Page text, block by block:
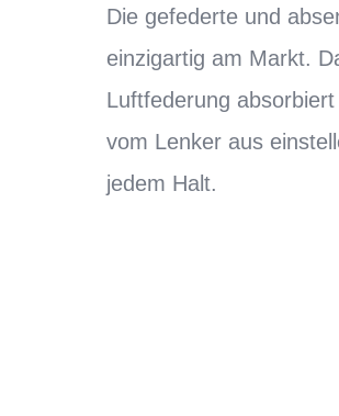
Die gefederte und
einzigartig am Markt.
Luftfederung
vom Lenker aus
jedem Halt.